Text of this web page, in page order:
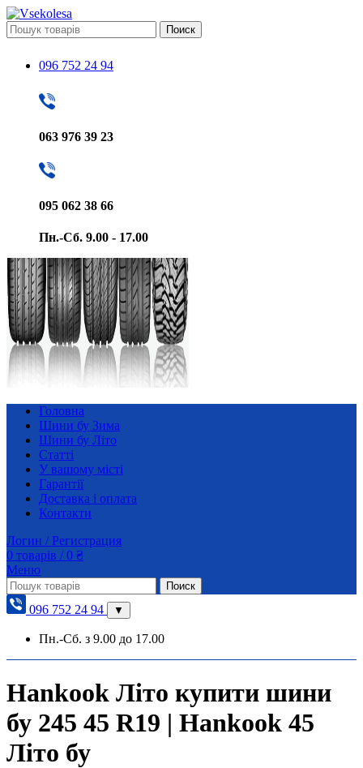
Поиск
096 752 24 94
063 976 39 23
095 062 38 66
Пн.-Сб. 9.00 - 17.00
Головна
Шини бу Зима
Шини бу Літо
Статті
У вашому місті
Гарантії
Доставка і оплата
Контакти
Логин / Регистрация
0 товарів / 0 ₴
Меню
Поиск
096 752 24 94 ▼
Пн.-Сб. з 9.00 до 17.00
Hankook Літо купити шини
бу 245 45 R19 | Hankook 45
Літо бу